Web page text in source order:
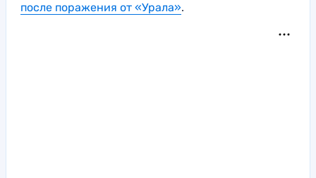
после поражения от «Урала».